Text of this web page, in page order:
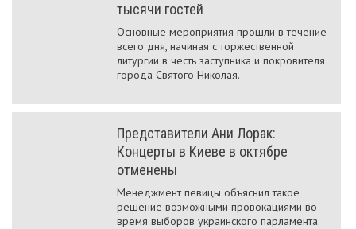
тысячи гостей
Основные мероприятия прошли в течение
всего дня, начиная с торжественной
литургии в честь заступника и покровителя
города Святого Николая.
Представители Ани Лорак:
Концерты в Киеве в октябре
отменены
Менеджмент певицы объяснил такое
решение возможными провокациями во
время выборов украинского парламента.